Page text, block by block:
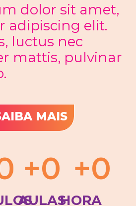
dolor sit amet,
adipiscing elit.
luctus nec
mattis, pulvinar
MAIS
AULAS
+0
HORA
+0